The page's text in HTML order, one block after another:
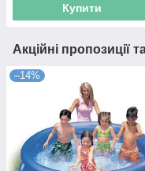
Купити
Акційні пропозиції
–14%